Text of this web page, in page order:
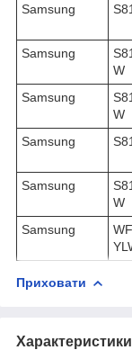
Samsung
Samsung
W
Samsung
W
Samsung
Samsung
W
Samsung
Приховати
Характеристики